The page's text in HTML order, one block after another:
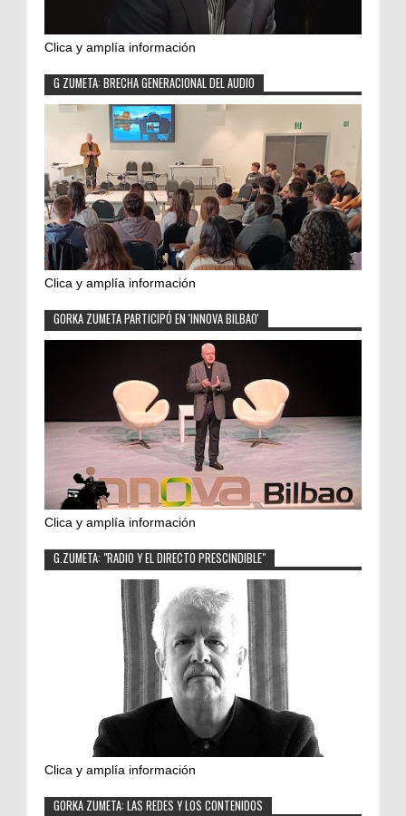
Clica y amplía información
G ZUMETA: BRECHA GENERACIONAL DEL AUDIO
Clica y amplía información
GORKA ZUMETA PARTICIPÓ EN 'INNOVA BILBAO'
Clica y amplía información
G.ZUMETA: "RADIO Y EL DIRECTO PRESCINDIBLE"
Clica y amplía información
GORKA ZUMETA: LAS REDES Y LOS CONTENIDOS